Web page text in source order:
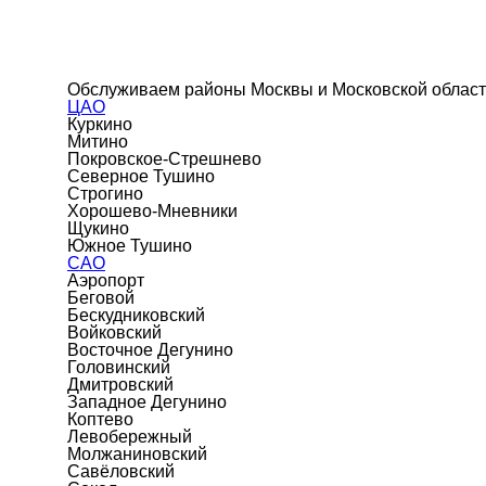
Обслуживаем районы Москвы и Московской
ЦАО
Куркино
Митино
Покровское-Стрешнево
Северное Тушино
Строгино
Хорошево-Мневники
Щукино
Южное Тушино
САО
Аэропорт
Беговой
Бескудниковский
Войковский
Восточное Дегунино
Головинский
Дмитровский
Западное Дегунино
Коптево
Левобережный
Молжаниновский
Савёловский